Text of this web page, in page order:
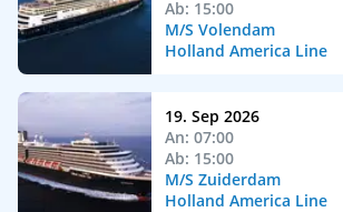
Ab: 15:00
M/S Volendam
Holland America Line
19. Sep 2026
An: 07:00
Ab: 15:00
M/S Zuiderdam
Holland America Line